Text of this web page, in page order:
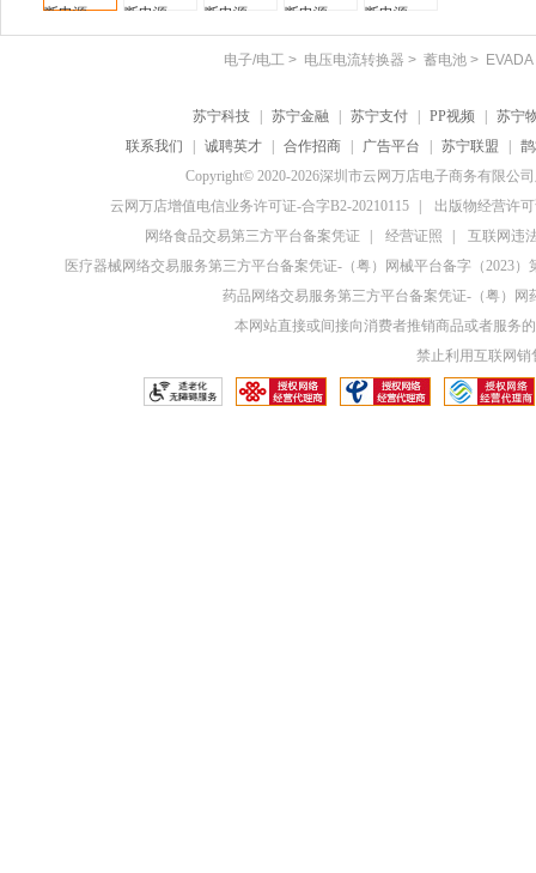
电子/电工> 电压电流转换器 > 蓄电池> EVADA
苏宁科技 苏宁金融 苏宁支付 PP视频
苏宁
联系我们
诚聘英才 合作招商 广告平台 苏宁联盟
Copyright© 2020-2026深圳市云网万店电子商务有限公
云网万店增值电信业务许可证-合字B2-20210115
出版物经营许
网络食品交易第三方平台备案凭证
经营证照
互联网违
医疗器械网络交易服务第三方平台备案凭证-（粤）网械平台备字（2023）
药品网络交易服务第三方平台备案凭证-（粤）网
本网站直接或间接向消费者推销商品或者服务
禁止利用互联网销